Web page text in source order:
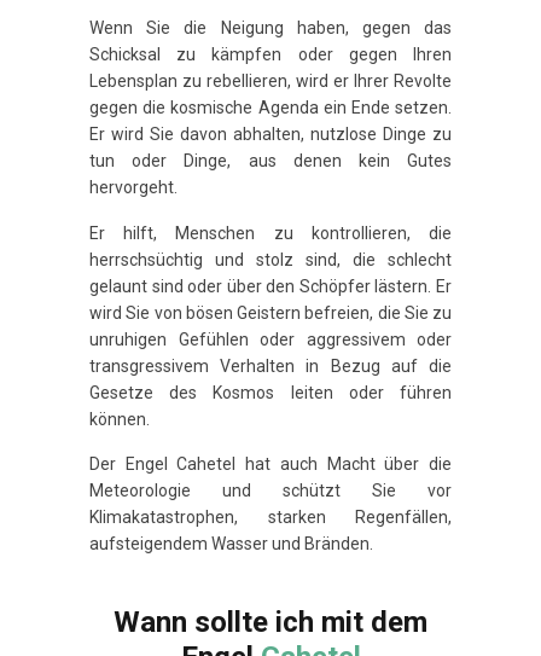
Wenn Sie die Neigung haben, gegen das
Schicksal zu kämpfen oder gegen Ihren
Lebensplan zu rebellieren, wird er Ihrer Revolte
gegen die kosmische Agenda ein Ende setzen.
Er wird Sie davon abhalten, nutzlose Dinge zu
tun oder Dinge, aus denen kein Gutes
hervorgeht.
Er hilft, Menschen zu kontrollieren, die
herrschsüchtig und stolz sind, die schlecht
gelaunt sind oder über den Schöpfer lästern. Er
wird Sie von bösen Geistern befreien, die Sie zu
unruhigen Gefühlen oder aggressivem oder
transgressivem Verhalten in Bezug auf die
Gesetze des Kosmos leiten oder führen
können.
Der Engel Cahetel hat auch Macht über die
Meteorologie und schützt Sie vor
Klimakatastrophen, starken Regenfällen,
aufsteigendem Wasser und Bränden.
Wann sollte ich mit dem